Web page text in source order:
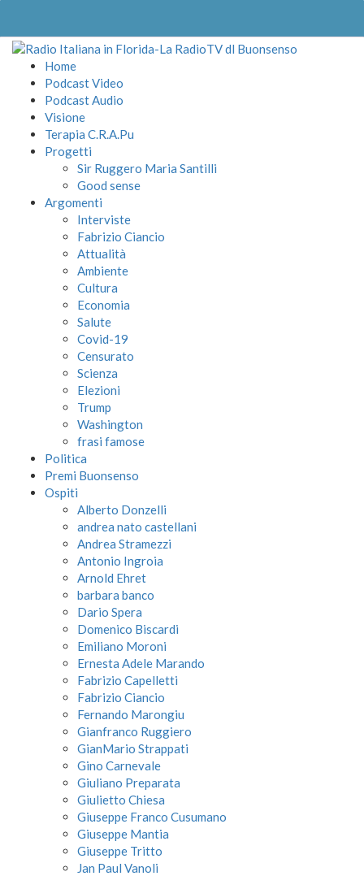
Home
Podcast Video
Podcast Audio
Visione
Terapia C.R.A.Pu
Progetti
Sir Ruggero Maria Santilli
Good sense
Argomenti
Interviste
Fabrizio Ciancio
Attualità
Ambiente
Cultura
Economia
Salute
Covid-19
Censurato
Scienza
Elezioni
Trump
Washington
frasi famose
Politica
Premi Buonsenso
Ospiti
Alberto Donzelli
andrea nato castellani
Andrea Stramezzi
Antonio Ingroia
Arnold Ehret
barbara banco
Dario Spera
Domenico Biscardi
Emiliano Moroni
Ernesta Adele Marando
Fabrizio Capelletti
Fabrizio Ciancio
Fernando Marongiu
Gianfranco Ruggiero
GianMario Strappati
Gino Carnevale
Giuliano Preparata
Giulietto Chiesa
Giuseppe Franco Cusumano
Giuseppe Mantia
Giuseppe Tritto
Jan Paul Vanoli